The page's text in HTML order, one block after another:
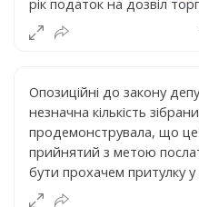
Опозиційні до закону
незначна кількість
продемонструвала, що
прийнятий з метою
бути прохачем притулку